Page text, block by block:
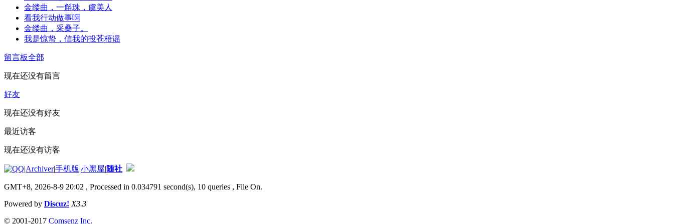
金缕曲，一斛珠，虞美人
看我行动做事啊
金缕曲，采桑子。
我是惊蛰，信我的投苍梧谣
留言板全部
现在还没有留言
好友
现在还没有好友
最近访客
现在还没有访客
|Archiver|手机版|小黑屋|随社
GMT+8, 2026-8-9 20:02 , Processed in 0.034791 second(s), 10 queries , File On.
Powered by Discuz! X3.3
© 2001-2017 Comsenz Inc.